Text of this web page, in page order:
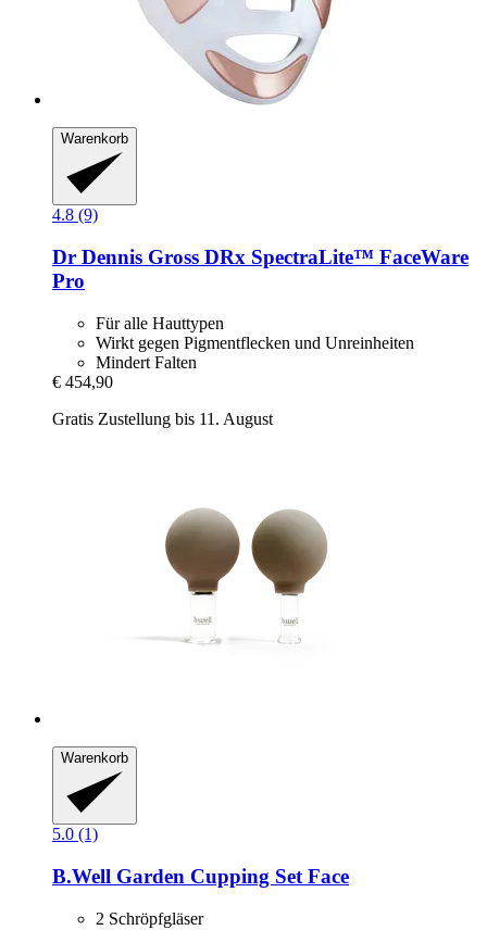
Warenkorb
4.8 (9)
Dr Dennis Gross DRx SpectraLite™ FaceWare
Pro
Für alle Hauttypen
Wirkt gegen Pigmentflecken und Unreinheiten
Mindert Falten
€ 454,90
Gratis Zustellung bis 11. August
Warenkorb
5.0 (1)
B.Well Garden Cupping Set Face
2 Schröpfgläser